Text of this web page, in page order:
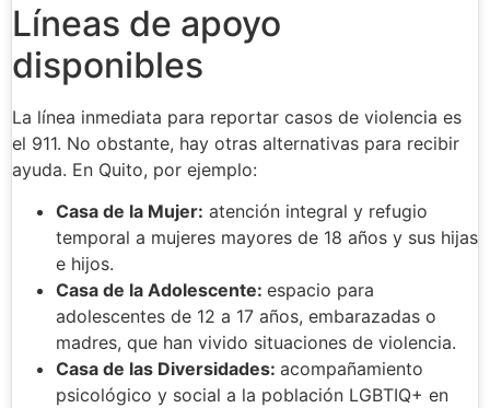
Líneas de apoyo
disponibles
La línea inmediata para reportar casos de violencia es
el 911. No obstante, hay otras alternativas para recibir
ayuda. En Quito, por ejemplo:
Casa de la Mujer: atención integral y refugio
temporal a mujeres mayores de 18 años y sus hijas
e hijos.
Casa de la Adolescente: espacio para
adolescentes de 12 a 17 años, embarazadas o
madres, que han vivido situaciones de violencia.
Casa de las Diversidades: acompañamiento
psicológico y social a la población LGBTIQ+ en